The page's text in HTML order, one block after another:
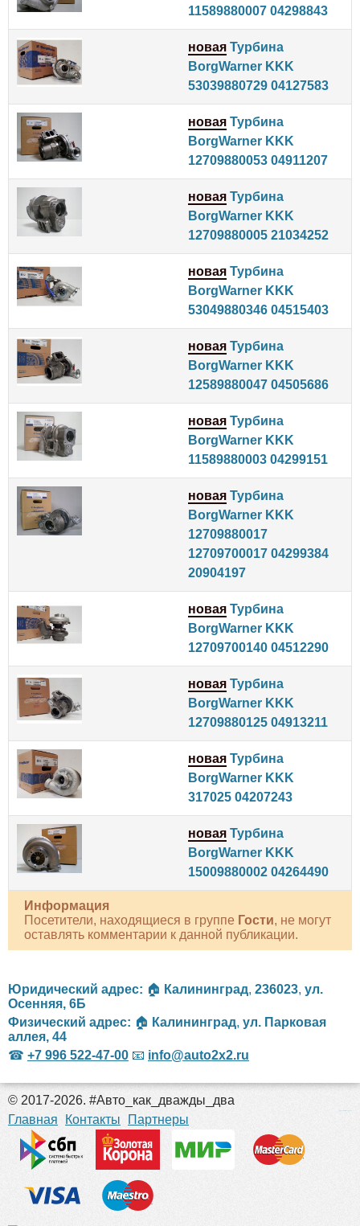
11589880007 04298843
новая Турбина
BorgWarner KKK
53039880729 04127583
новая Турбина
BorgWarner KKK
12709880053 04911207
новая Турбина
BorgWarner KKK
12709880005 21034252
новая Турбина
BorgWarner KKK
53049880346 04515403
новая Турбина
BorgWarner KKK
12589880047 04505686
новая Турбина
BorgWarner KKK
11589880003 04299151
новая Турбина
BorgWarner KKK
12709880017
12709700017 04299384
20904197
новая Турбина
BorgWarner KKK
12709700140 04512290
новая Турбина
BorgWarner KKK
12709880125 04913211
новая Турбина
BorgWarner KKK
317025 04207243
новая Турбина
BorgWarner KKK
15009880002 04264490
Информация
Посетители, находящиеся в группе Гости, не могут
оставлять комментарии к данной публикации.
Юридический адрес: 🏠 Калининград, 236023, ул.
Осенняя, 6Б
Физический адрес: 🏠 Калининград, ул. Парковая
аллея, 44
☎ +7 996 522-47-00 📧 info@auto2x2.ru
© 2017-2026. #Авто_как_дважды_два
Главная
Контакты Партнеры